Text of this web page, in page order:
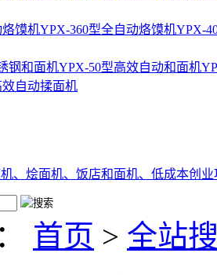
馍机YPX-360型全自动烙馍机YPX-
钢和面机YPX-50型高效自动和面机
自动揉面机
、 烩面机、 饭店和面机、 低成本创业
首页 > 全站